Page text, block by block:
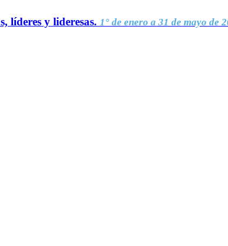
líderes y lideresas. 1° de enero a 31 de mayo de